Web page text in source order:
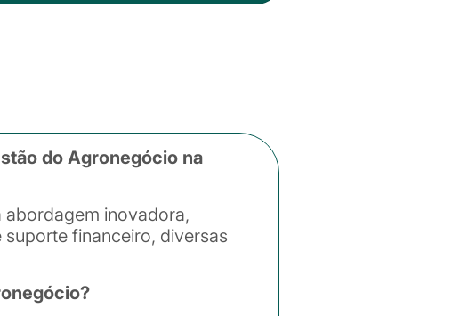
do Agronegócio na
abordagem inovadora,
financeiro, diversas